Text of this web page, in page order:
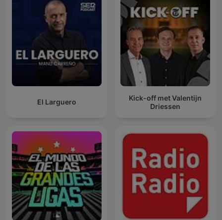
El Larguero
Kick-off met Valentijn
Driessen